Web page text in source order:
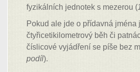
fyzikálních jednotek s mezerou (
Pokud ale jde o přídavná
čtyřicetikilometrový běh či
číslicové vyjádření se píše bez
podíl).